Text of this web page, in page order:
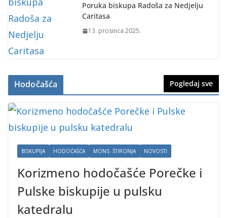
Poruka biskupa Radoša za Nedjelju
Caritasa
13. prosinca 2025.
Hodočašća Pogledaj sve
BISKUPIJA HODOČAŠĆA MONS. ŠTIRONJA NOVOSTI
Korizmeno hodočašće Porečke i
Pulske biskupije u pulsku
katedralu